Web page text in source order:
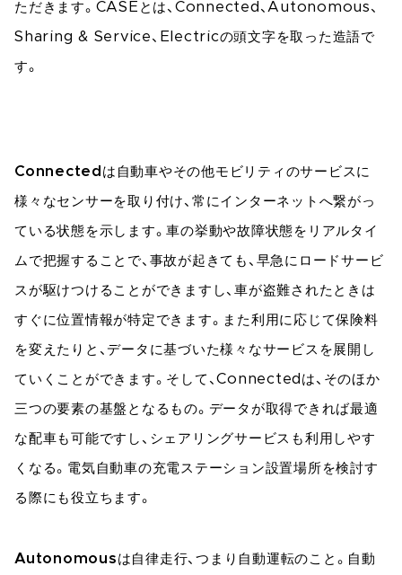
ただきます。CASEとは、Connected、Autonomous、
Sharing & Service、Electricの頭文字を取った造語で
す。
Connected は自動車やその他モビリティのサービスに
様々なセンサーを取り付け、常にインターネットへ繋がっ
ている状態を示します。車の挙動や故障状態をリアルタイ
ムで把握することで、事故が起きても、早急にロードサービ
スが駆けつけることができますし、車が盗難されたときは
すぐに位置情報が特定できます。また利用に応じて保険料
を変えたりと、データに基づいた様々なサービスを展開し
ていくことができます。そして、Connectedは、そのほか
三つの要素の基盤となるもの。データが取得できれば最適
な配車も可能ですし、シェアリングサービスも利用しやす
くなる。電気自動車の充電ステーション設置場所を検討す
る際にも役立ちます。
Autonomous は自律走行、つまり自動運転のこと。自動